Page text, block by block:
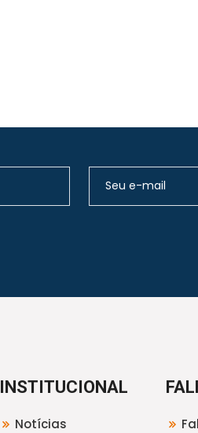
INSTITUCIONAL
Notícias